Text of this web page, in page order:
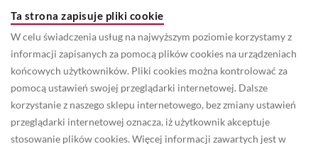
Ta strona zapisuje pliki cookie
W celu świadczenia usług na najwyższym poziomie korzystamy z
informacji zapisanych za pomocą plików cookies na urządzeniach
końcowych użytkowników. Pliki cookies można kontrolować za
pomocą ustawień swojej przeglądarki internetowej. Dalsze
korzystanie z naszego sklepu internetowego, bez zmiany ustawień
przeglądarki internetowej oznacza, iż użytkownik akceptuje
stosowanie plików cookies. Więcej informacji zawartych jest w
© 2022 Prawa autorskie do wszystkich informacji oraz zdjęć